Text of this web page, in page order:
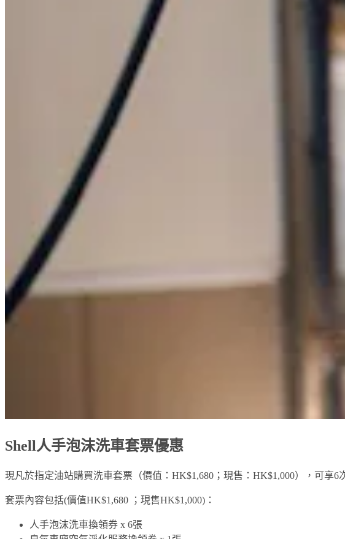
Shell人手泡沫洗車套票優惠
現凡於指定油站購買洗車套票（價值：HK$1,680；現售：HK$1,000），可享
套票內容包括(價值HK$1,680 ；現售HK$1,000)：
人手泡沫洗車換領券 x 6張